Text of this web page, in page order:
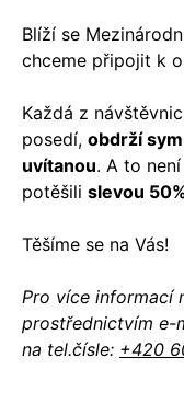
Blíží se
chceme připojit k
Každá z
posedí, obdrží
uvítanou. A to
potěšili slevou
Těšíme se na Vás!
Pro více informací
prostřednictvím e-
na tel.čísle: +420